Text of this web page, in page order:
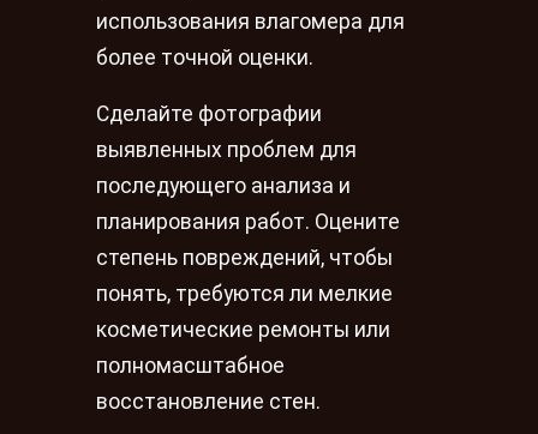
использования влагомера для
более точной оценки.
Сделайте фотографии
выявленных проблем для
последующего анализа и
планирования работ. Оцените
степень повреждений, чтобы
понять, требуются ли мелкие
косметические ремонты или
полномасштабное
восстановление стен.